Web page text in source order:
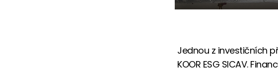
Jednou z investičních
KOOR ESG SICAV.